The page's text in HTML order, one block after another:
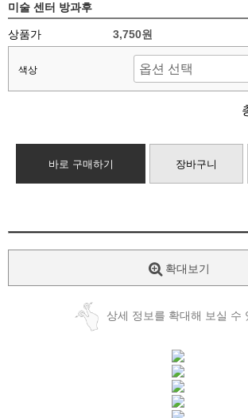
미술 센터 방과후
상품가 3,750원
색상
바로 구매하기 장바구니
확대보기
상세 정보를 확대해 보실 수